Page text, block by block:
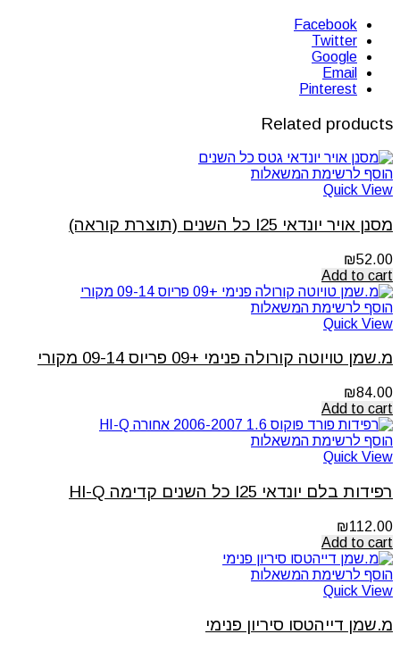
Facebook
Twitter
Google
Email
Pinterest
Related products
הוסף לרשימת המשאלות
Quick View
מסנן אויר יונדאי I25 כל השנים (תוצרת קוראה)
₪52.00
Add to cart
הוסף לרשימת המשאלות
Quick View
מ.שמן טויוטה קורולה פנימי +09 פריוס 09-14 מקורי
₪84.00
Add to cart
הוסף לרשימת המשאלות
Quick View
רפידות בלם יונדאי I25 כל השנים קדימה HI-Q
₪112.00
Add to cart
הוסף לרשימת המשאלות
Quick View
מ.שמן דייהטסו סיריון פנימי